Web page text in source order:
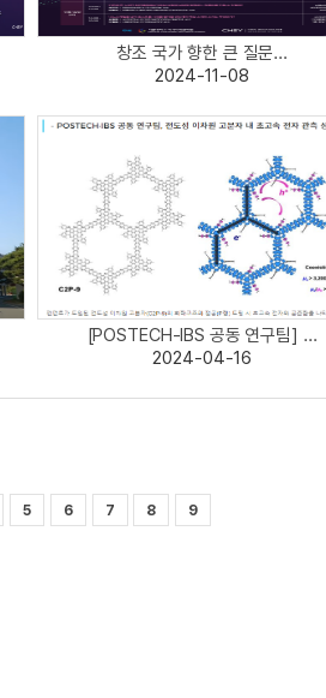
창조 국가 향한 큰 질문...
2024-11-08
[POSTECH-IBS 공동 연구팀] ...
2024-04-16
5 6 7 8 9